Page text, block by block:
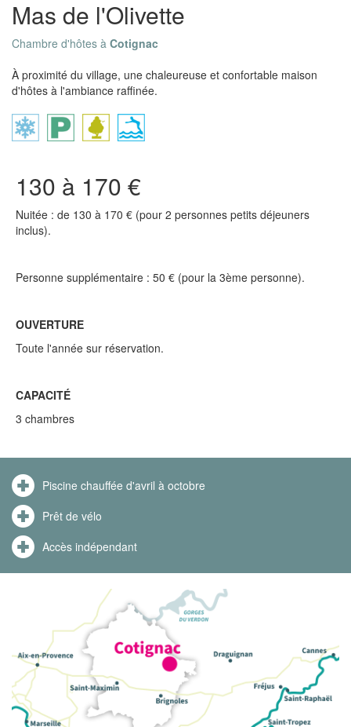
Mas de l'Olivette
Chambre d'hôtes à Cotignac
À proximité du village, une chaleureuse et confortable maison
d'hôtes à l'ambiance raffinée.
130 à 170 €
Nuitée : de 130 à 170 € (pour 2 personnes petits déjeuners
inclus).
Personne supplémentaire : 50 € (pour la 3ème personne).
OUVERTURE
Toute l'année sur réservation.
CAPACITÉ
3 chambres
Piscine chauffée d'avril à octobre
Prêt de vélo
Accès indépendant